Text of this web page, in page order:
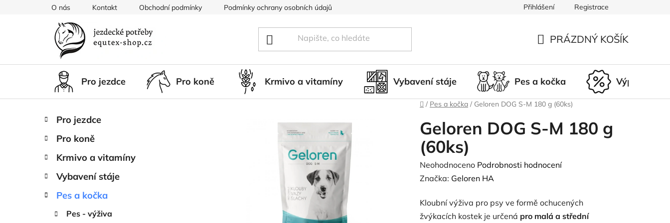
O nás Kontakt Obchodní podmínky Podmínky ochrany osobních údajů Doprava a platba Nepřevzetí zásilky
Přihlášení Registrace
KOŠÍK
PRÁZDNÝ KOŠÍK
Pro jezdce Pro koně Krmivo a vitamíny Vybavení stáje Pes a kočka Výprodej
Domů
/ Pes a kočka / Geloren DOG S-M 180 g (60ks)
P
s
t
a
n
Přeskočit
kategorie
K
a
g
e
Pro jezdce
Pro koně
Krmivo a vitamíny
Vybavení stáje
Pes a kočka
Pes - výživa
Geloren DOG S-M 180 g
(60ks)
Průměrné
hodnocení
je
0,0
Neohodnoceno Podrobnosti hodnocení
Značka: Geloren HA
Kloubní výživa pro psy ve formě ochucených
žvýkacích kostek je určená pro malá a střední